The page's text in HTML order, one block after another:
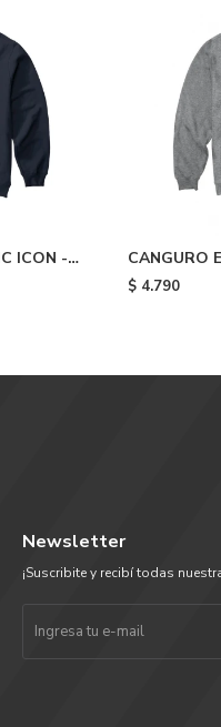
ICON -
CANGURO
$ 4.790
Newsletter
¡Suscribite y recibí todas